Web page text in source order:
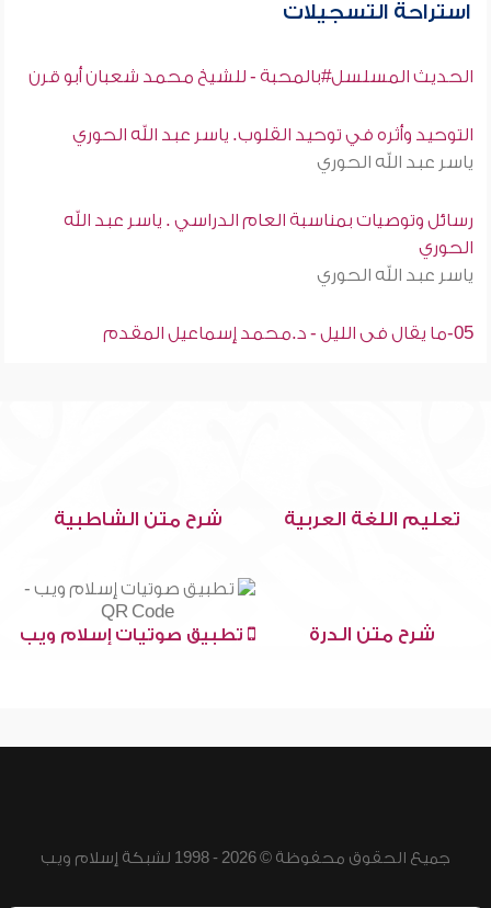
استراحة التسجيلات
الحديث المسلسل#بالمحبة - للشيخ محمد شعبان أبو قرن
التوحيد وأثره في توحيد القلوب. ياسر عبد الله الحوري
ياسر عبد الله الحوري
رسائل وتوصيات بمناسبة العام الدراسي . ياسر عبد الله
الحوري
ياسر عبد الله الحوري
05-ما يقال فى الليل - د.محمد إسماعيل المقدم
تعليم اللغة العربية شرح متن الشاطبية
شرح متن الدرة تطبيق صوتيات إسلام ويب
جميع الحقوق محفوظة © 2026 - 1998 لشبكة إسلام ويب